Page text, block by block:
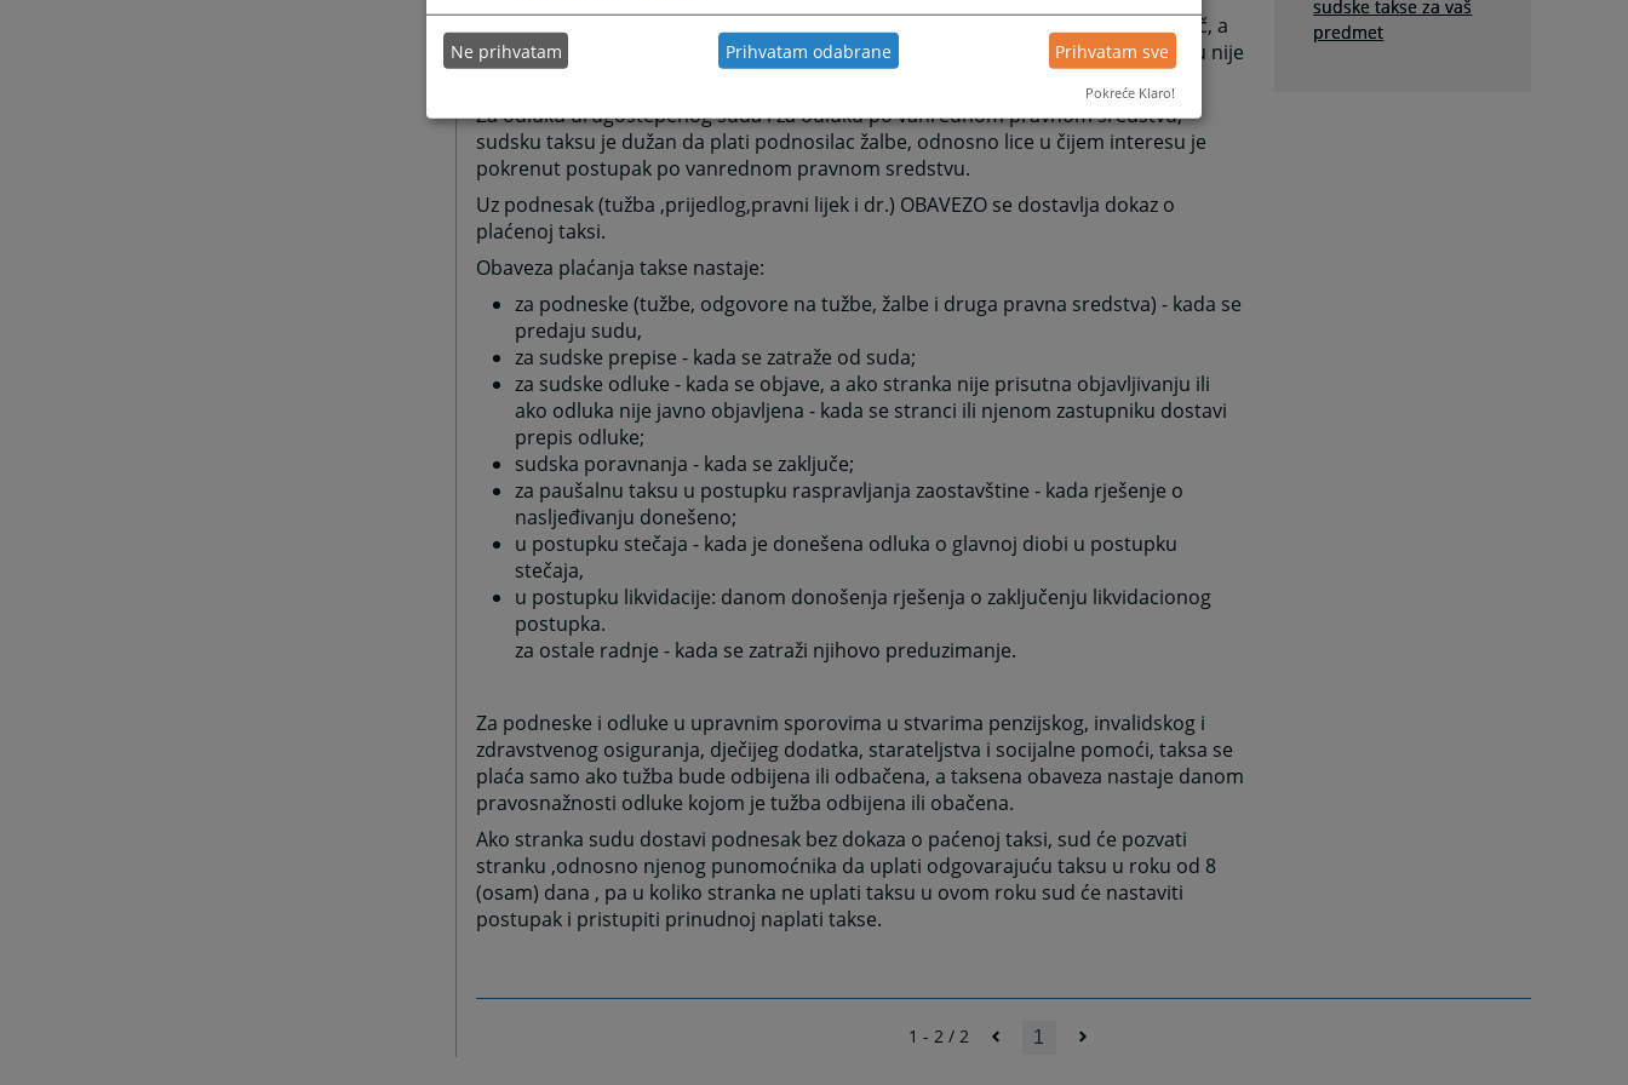
Za odluku prvostepenog suda taksu je dužan da plati tužilac, odnosno predlagač, a
za sudsko poravnanje taksu su dužne da plate obje strane, ukoliko u poravnanju nije
Za odluku drugostepenog suda i za odluku po vanrednom pravnom sredstvu,
sudsku taksu je dužan da plati podnosilac žalbe, odnosno lice u čijem interesu je
pokrenut postupak po vanrednom pravnom sredstvu.
Uz podnesak (tužba ,prijedlog,pravni lijek i dr.) OBAVEZO se dostavlja dokaz o
plaćenoj taksi.
Obaveza plaćanja takse nastaje:
za podneske (tužbe, odgovore na tužbe, žalbe i druga pravna sredstva) - kada se
predaju sudu,
za sudske prepise - kada se zatraže od suda;
za sudske odluke - kada se objave, a ako stranka nije prisutna objavljivanju ili
ako odluka nije javno objavljena - kada se stranci ili njenom zastupniku dostavi
prepis odluke;
sudska poravnanja - kada se zaključe;
za paušalnu taksu u postupku raspravljanja zaostavštine - kada rješenje o
nasljeđivanju donešeno;
u postupku stečaja - kada je donešena odluka o glavnoj diobi u postupku
stečaja,
u postupku likvidacije: danom donošenja rješenja o zaključenju likvidacionog
postupka.
za ostale radnje - kada se zatraži njihovo preduzimanje.
Za podneske i odluke u upravnim sporovima u stvarima penzijskog, invalidskog i
zdravstvenog osiguranja, dječijeg dodatka, starateljstva i socijalne pomoći, taksa se
plaća samo ako tužba bude odbijena ili odbačena, a taksena obaveza nastaje danom
pravosnažnosti odluke kojom je tužba odbijena ili obačena.
Ako stranka sudu dostavi podnesak bez dokaza o paćenoj taksi, sud će pozvati
stranku ,odnosno njenog punomoćnika da uplati odgovarajuću taksu u roku od 8
(osam) dana , pa u koliko stranka ne uplati taksu u ovom roku sud će nastaviti
postupak i pristupiti prinudnoj naplati takse.
sudske takse za vaš
predmet
1 - 2 / 2 1
Ne prihvatam Prihvatam odabrane Prihvatam sve
Pokreće Klaro!